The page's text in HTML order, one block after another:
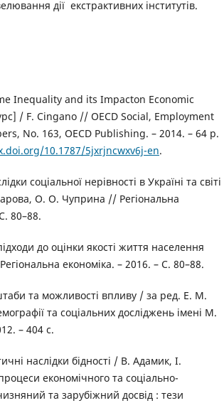
дії екстрактивних інститутів.
Inequality and its Impacton Economic
/ F. Cingano // OECD Social, Employment
No. 163, OECD Publishing. – 2014. – 64 р.
10.1787/5jxrjncwxv6j-en.
соціальної нерівності в Україні та світі
О. О. Чуприна // Регіональна
80–88.
до оцінки якості життя населення
економіка. – 2016. – С. 80–88.
та можливості впливу / за ред. Е. М.
та соціальних досліджень імені М.
– 404 с.
наслідки бідності / В. Адамик, І.
економічного та соціально-
та зарубіжний досвід : тези